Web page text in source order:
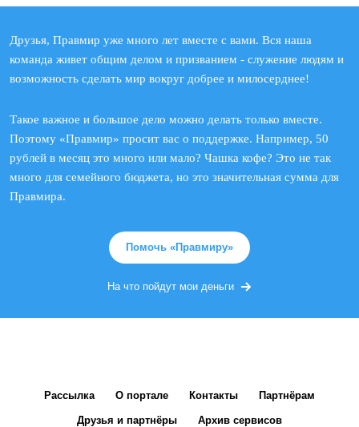
Друзья, Правмир уже много лет вместе с вами. Вся наша
команда живет общим делом и призванием - служение людям и
возможность сделать мир вокруг добрее и милосерднее!
Такое важное и большое дело можно делать только вместе.
Поэтому «Правмир» просит вас о поддержке. Например, 50
рублей в месяц это много или мало? Чашка кофе? Это не так
много для семейного бюджета, но это значительная сумма для
Правмира.
Помочь «Правмиру»
На что пойдут мои деньги
Рассылка О портале Контакты Партнёрам
Друзья и партнёры Архив сервисов